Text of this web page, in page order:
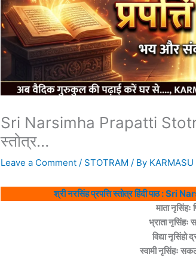
Sri Narsimha Prapatti
स्तोत्र…
Leave a Comment / STOTRAM / By KARMASU
श्री नरसिंह प्रपत्ति स्तोत्र हिंदी पाठ :
माता नृसिंहः
भ्राता नृसिंहः
विद्या नृसिंहो
स्वामी नृसिंहः